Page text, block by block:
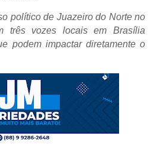
político de Juazeiro do Norte no
três vozes locais em Brasília
podem impactar diretamente o